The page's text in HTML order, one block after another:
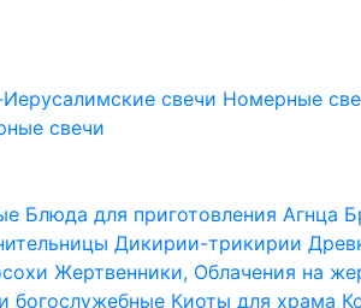
свечи Номерные
свечи
Блюда для приготовления Агнца
Дикирии-трикирии
Жертвенники, Облачения на
богослужебные Киоты для храма